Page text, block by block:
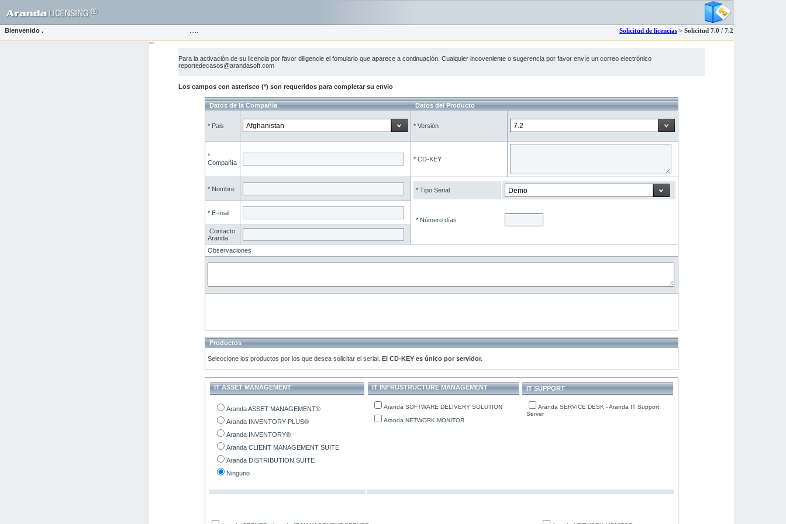
Bienvenido . Solicitud de licencias > Solicitud 7.0 / 7.2
""
Para la activación de su licencia por favor diligencie el fomulario que aparece a continuación. Cualquier incoveniente o sugerencia por favor envíe un correo electrónico
reportedecasos@arandasoft.com
Los campos con asterisco (*) son requeridos para completar su envio
Datos de la Compañía Datos del Producto
* Pais * Versión
*
Compañía
* CD-KEY
* Nombre * Tipo Serial
* Número días
* E-mail
Contacto
Aranda
Observaciones
Productos
Seleccione los productos por los que desea solicitar el serial. El CD-KEY es único por servidor.
IT ASSET MANAGEMENT
Aranda ASSET MANAGEMENT®
Aranda INVENTORY PLUS®
Aranda INVENTORY®
Aranda CLIENT MANAGEMENT SUITE
Aranda DISTRIBUTION SUITE
Ninguno
IT INFRUSTRUCTURE MANAGEMENT
Aranda SOFTWARE DELIVERY SOLUTION
Aranda NETWORK MONITOR
IT SUPPORT
Aranda SERVICE DESK - Aranda IT Support
Server